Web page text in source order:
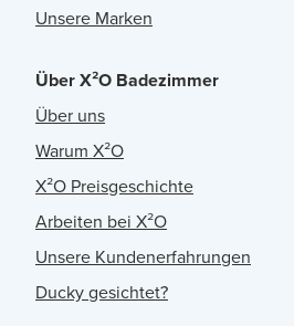
Unsere Marken
Über X²O Badezimmer
Über uns
Warum X²O
X²O Preisgeschichte
Arbeiten bei X²O
Unsere Kundenerfahrungen
Ducky gesichtet?